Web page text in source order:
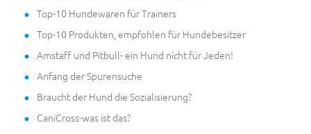
Top-10 Hundewaren für Trainers
Top-10 Produkten, empfohlen für Hundebesitzer
Amstaff und Pitbull- ein Hund nicht für Jeden!
Anfang der Spurensuche
Braucht der Hund die Sozialisierung?
CaniCross-was ist das?